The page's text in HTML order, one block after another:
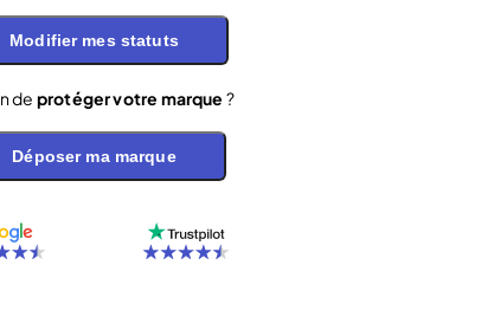
Modifier mes statuts
de protéger votre marque ?
Déposer ma marque